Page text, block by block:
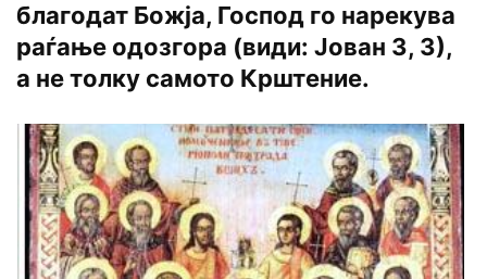
благодат Божја, Господ го нарекува
раѓање одозгора (види: Јован 3, 3),
а не толку самото Крштение.